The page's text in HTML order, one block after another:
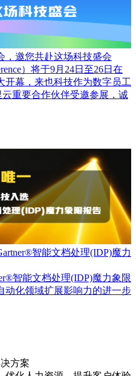
，邀您共赴这场科技盛会
）将于9月24日至26日在
开幕，来也科技作为数字员工
重要合作伙伴受邀参展，诚
智能文档处理(IDP)魔力
智能文档处理(IDP)魔力象限
动化领域扩展影响力的进一步
方案